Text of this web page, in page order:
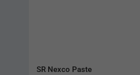
Fujirock EP